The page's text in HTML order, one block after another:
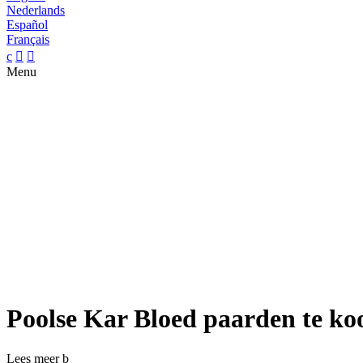
Nederlands
Español
Français
c  
Menu
Poolse Kar Bloed paarden te
Lees meerb